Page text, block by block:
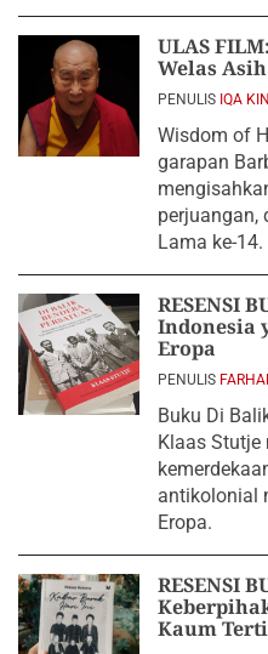
ULAS
Welas
PENULIS IQA
Wisdom of
garapan
perjuangan,
Lama ke-14.
RESENSI
Indonesia
Eropa
PENULIS
Buku Di
Klaas Stutje
antikolonial
Eropa.
RESENSI
Kaum